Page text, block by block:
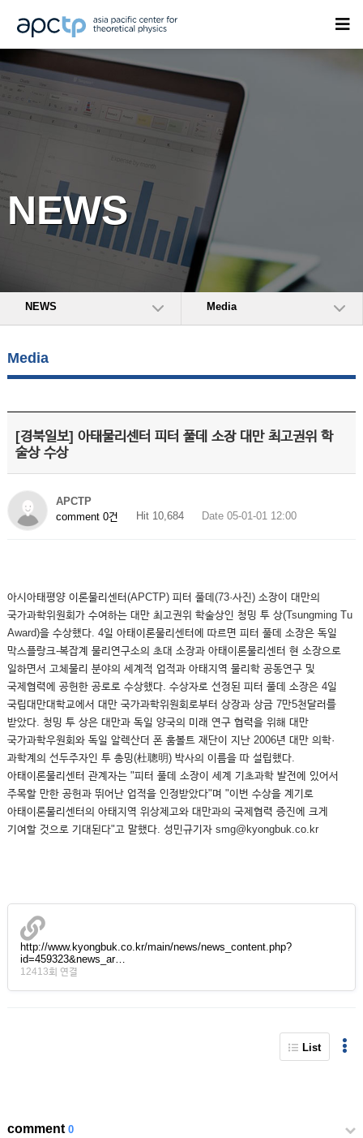
NEWS
NEWS Media
Media
[경북일보] 아태물리센터 피터 풀데 소장 대만 최고권위 학
술상 수상
APCTP
comment 0건
Hit 10,684 Date 05-01-01 12:00
아시아태평양 이론물리센터(APCTP) 피터 풀데(73·사진) 소장이 대만의
국가과학위원회가 수여하는 대만 최고권위 학술상인 청밍 투 상(Tsungming Tu
Award)을 수상했다. 4일 아태이론물리센터에 따르면 피터 풀데 소장은 독일
막스플랑크-복잡계 물리연구소의 초대 소장과 아태이론물리센터 현 소장으로
일하면서 고체물리 분야의 세계적 업적과 아태지역 물리학 공동연구 및
국제협력에 공헌한 공로로 수상했다. 수상자로 선정된 피터 풀데 소장은 4일
국립대만대학교에서 대만 국가과학위원회로부터 상장과 상금 7만5천달러를
받았다. 청밍 투 상은 대만과 독일 양국의 미래 연구 협력을 위해 대만
국가과학우원회와 독일 알렉산더 폰 훔볼트 재단이 지난 2006년 대만 의학·
과학계의 선두주자인 투 총밍(杜聰明) 박사의 이름을 따 설립했다.
아태이론물리센터 관계자는 "피터 풀데 소장이 세계 기초과학 발전에 있어서
주목할 만한 공헌과 뛰어난 업적을 인정받았다"며 "이번 수상을 계기로
아태이론물리센터의 아태지역 위상제고와 대만과의 국제협력 증진에 크게
기여할 것으로 기대된다"고 말했다. 성민규기자 smg@kyongbuk.co.kr
http://www.kyongbuk.co.kr/main/news/news_content.php?
id=459323&news_ar…
12413회 연결
List
comment0